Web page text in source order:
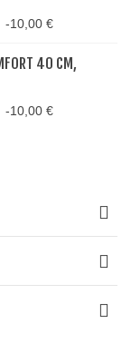
-10,00 €
40 CM,
-10,00 €